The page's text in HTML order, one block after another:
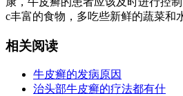
c丰富的食物，多吃些新鲜的蔬菜和
相关阅读
牛皮癣的发病原因
治头部牛皮癣的疗法都有什